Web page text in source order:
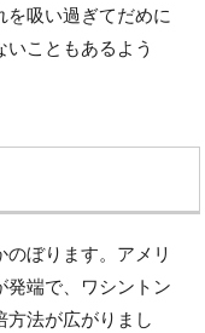
を吸い過ぎてだめに
こともあるよう
ぼります。アメリ
発端で、ワシントン
方法が広がりまし